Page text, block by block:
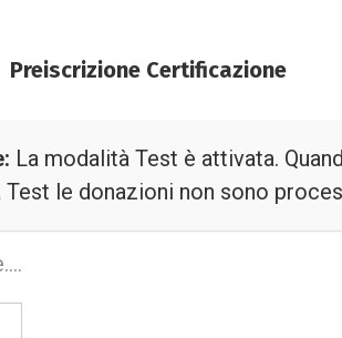
Preiscrizione Certificazione
La modalità Test è attivata.
Test le donazioni non sono